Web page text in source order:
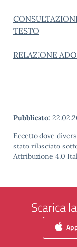
TESTO
RELAZIONE
Pubblicato:
Eccetto dove
stato rilasciato
Attribuzione 4.0
Scarica